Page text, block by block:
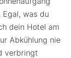
Egal, was du
dein Hotel am
Abkühlung nie
verbringt